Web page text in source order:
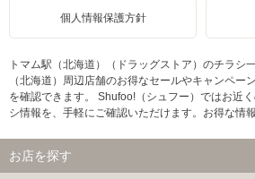
個人情報保護方針
トマム駅（北海道）（ドラッグストア）のチラシ
（北海道）周辺店舗のお得なセールやキャンペー
を確認できます。 Shufoo!（シュフー）ではお近
シ情報を、手軽にご確認いただけます。お得な情
お店を探す